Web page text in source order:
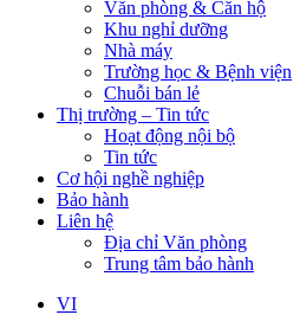
Văn phòng & Căn hộ
Khu nghỉ dưỡng
Nhà máy
Trường học & Bệnh viện
Chuỗi bán lẻ
Thị trường – Tin tức
Hoạt động nội bộ
Tin tức
Cơ hội nghề nghiệp
Bảo hành
Liên hệ
Địa chỉ Văn phòng
Trung tâm bảo hành
VI